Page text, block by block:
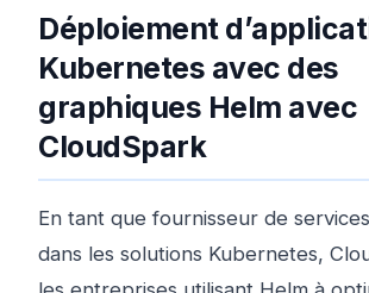
Déploiement
Kubernetes avec des
graphiques Helm avec
CloudSpark
En tant que fournisseur de
dans les solutions Kubernetes,